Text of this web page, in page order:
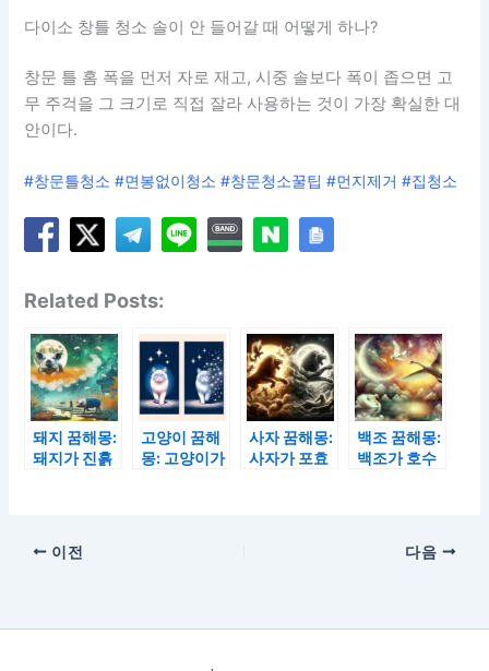
다이소 창틀 청소 솔이 안 들어갈 때 어떻게 하나?
창문 틀 홈 폭을 먼저 자로 재고, 시중 솔보다 폭이 좁으면 고
무 주걱을 그 크기로 직접 잘라 사용하는 것이 가장 확실한 대
안이다.
#창문틀청소 #면봉없이청소 #창문청소꿀팁 #먼지제거 #집청소
Related Posts:
돼지 꿈해몽:
돼지가 진흙
고양이 꿈해
몽: 고양이가
사자 꿈해몽:
사자가 포효
백조 꿈해몽:
백조가 호수
이전 다음